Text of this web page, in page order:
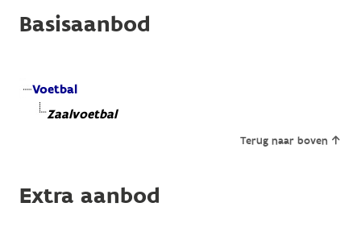
Basisaanbod
Voetbal
Zaalvoetbal
Terug naar boven
Extra aanbod